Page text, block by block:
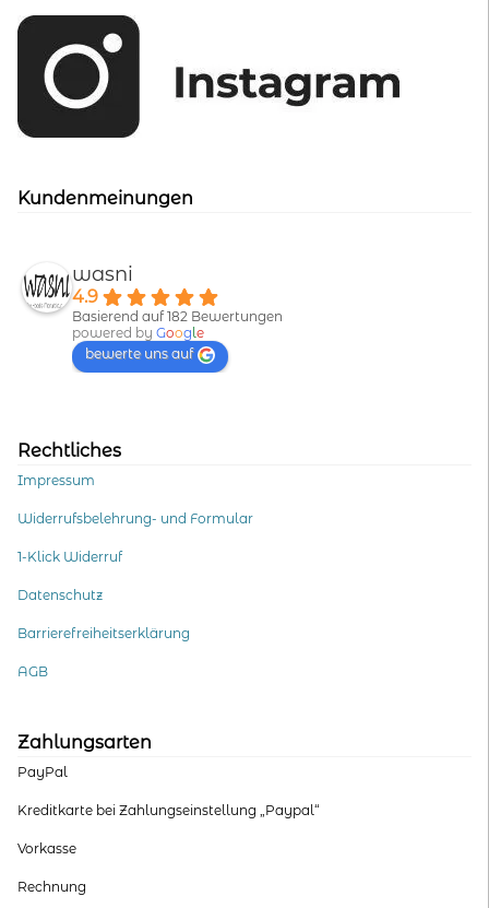
Kundenmeinungen
wasni
4.9
Basierend auf 182 Bewertungen
powered by Goog le
bewerte uns auf
Rechtliches
Impressum
Widerrufsbelehrung- und Formular
1-Klick Widerruf
Datenschutz
Barrierefreiheitserklärung
AGB
Zahlungsarten
PayPal
Kreditkarte bei Zahlungseinstellung „Paypal“
Vorkasse
Rechnung